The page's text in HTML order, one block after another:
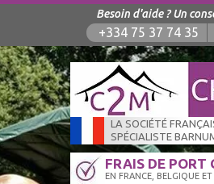
Besoin d'aide ? Un
+334 75 37 74 35
LA SOCIÉTÉ
SPÉCIALISTE
FRAIS DE PORT
EN FRANCE, BELGIQUE